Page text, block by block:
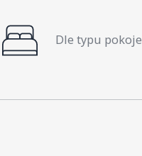
Dle typu pokoje